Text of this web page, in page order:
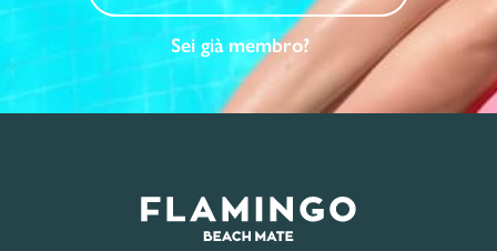
Sei già membro?